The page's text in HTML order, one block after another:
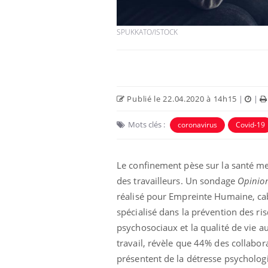
SPUKKATO/ISTOCK
Publié le 22.04.2020 à 14h15 | |
Mots clés : coronavirus Covid-19
Le confinement pèse sur la santé
des travailleurs. Un sondage
réalisé pour Empreinte Humaine,
spécialisé dans la prévention des
psychosociaux et la qualité de vie au
travail, révèle que 44% des
présentent de la détresse
expliquer ma maladie Youtube
questions sur la maladie d'un proche c'est
...